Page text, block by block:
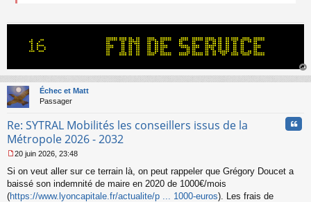
au
Échec et Matt
Passager
Re: SYTRAL Mobilités les conseillers issus de la
Métropole 2026 - 2032
e
s
s
20 juin 2026, 23:48
Si on veut aller sur ce terrain là, on peut rappeler que Grégory Doucet a
baissé son indemnité de maire en 2020 de 1000€/mois
(https://www.lyoncapitale.fr/actualite/p ... 1000-euros). Les frais de